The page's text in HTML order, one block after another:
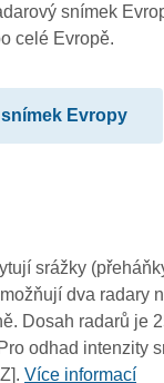
snímek
celé Evropě.
Evropy
srážky
dva radary
Dosah radarů je
odhad intenzity
Více informací